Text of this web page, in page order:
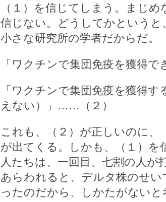
（１）を信じてしまう。まじ
信じない。どうしてかというと
小さな研究所の学者だからだ。
「ワクチンで集団免疫を獲得
「ワクチンで集団免疫を獲得
えない）」……（２）
これも、（２）が正しいのに、
が出てくる。しかも、（１）を
人たちは、一回目、七割の人が
あらわれると、デルタ株のせ
ったのだから、しかたがない